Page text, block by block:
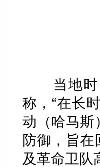
当地时间
称，“在长
动（哈马斯
防御，旨在
及革命卫队